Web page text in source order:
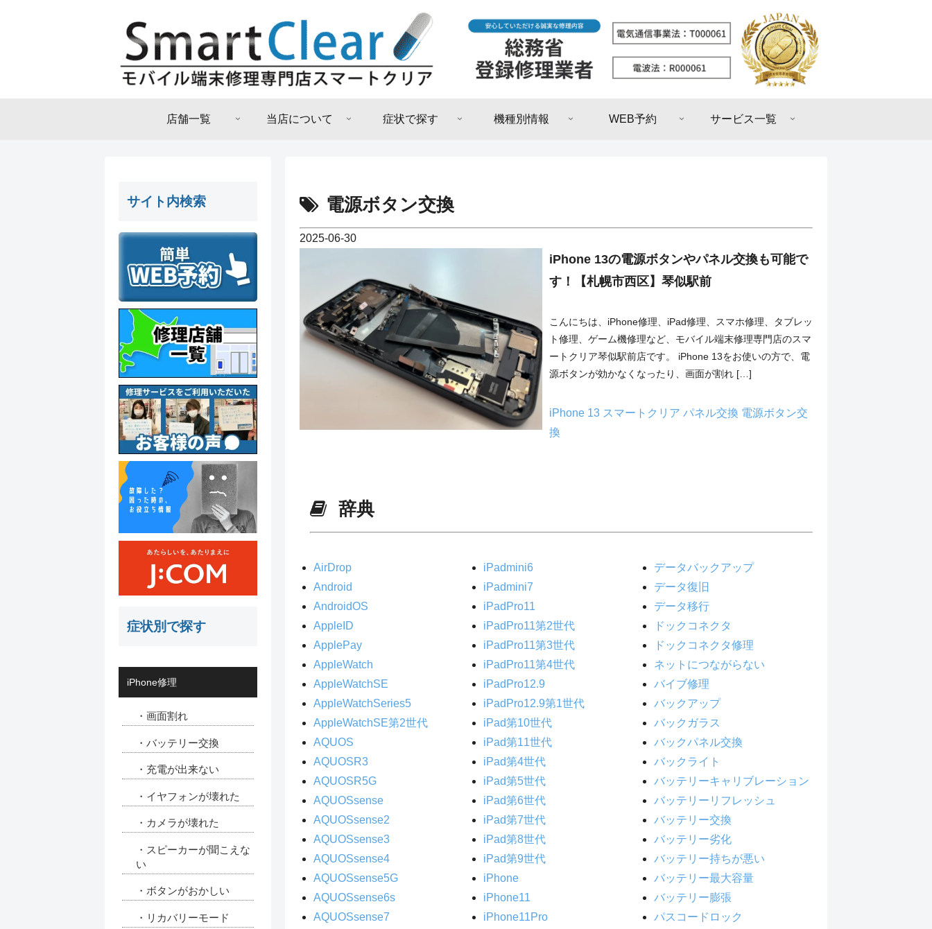
店舗一覧 当店について 症状で探す 機種別情報 WEB予約 サービス一覧
電源ボタン交換
2025-06-30
iPhone 13の電源ボタンやパネル交換も可能で
す！【札幌市西区】琴似駅前
こんにちは、iPhone修理、iPad修理、スマホ修理、タブレッ
ト修理、ゲーム機修理など、モバイル端末修理専門店のスマ
ートクリア琴似駅前店です。 iPhone 13をお使いの方で、電
源ボタンが効かなくなったり、画面が割れ […]
iPhone 13 スマートクリア パネル交換 電源ボタン交
換
辞典
AirDrop
Android
AndroidOS
AppleID
ApplePay
AppleWatch
AppleWatchSE
AppleWatchSeries5
AppleWatchSE第2世代
AQUOS
AQUOSR3
AQUOSR5G
AQUOSsense
AQUOSsense2
AQUOSsense3
AQUOSsense4
AQUOSsense5G
AQUOSsense6s
AQUOSsense7
iPadmini6
iPadmini7
iPadPro11
iPadPro11第2世代
iPadPro11第3世代
iPadPro11第4世代
iPadPro12.9
iPadPro12.9第1世代
iPad第10世代
iPad第11世代
iPad第4世代
iPad第5世代
iPad第6世代
iPad第7世代
iPad第8世代
iPad第9世代
iPhone
iPhone11
iPhone11Pro
データバックアップ
データ復旧
データ移行
ドックコネクタ
ドックコネクタ修理
ネットにつながらない
バイブ修理
バックアップ
バックガラス
バックパネル交換
バックライト
バッテリーキャリブレーション
バッテリーリフレッシュ
バッテリー交換
バッテリー劣化
バッテリー持ちが悪い
バッテリー最大容量
バッテリー膨張
パスコードロック
サイト内検索
症状別で探す
iPhone修理
・画面割れ
・バッテリー交換
・充電が出来ない
・イヤフォンが壊れた
・カメラが壊れた
・スピーカーが聞こえな
い
・ボタンがおかしい
・リカバリーモード